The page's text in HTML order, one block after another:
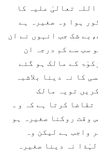
تعالیٰ علیہ کا
ہوا وہ صغيرہ ہے
شک جب انہوں نے ان
سب سے کم درجہ ان
کے مالک ہو گئے
کا نہ دينا بلاشبہ
تويہ مالک
کرتا ہے کہ و ہ
وقت روکنا صغيرہ ہو
واجب ہے ليکن وہ
نہ دينا صغيرہ